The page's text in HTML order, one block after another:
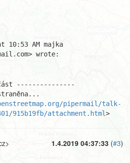
10:53 AM majka
wrote:
---------------
pipermail/talk-
915b19fb/attachment.html>
1.4.2019 04:37:33 (#3)